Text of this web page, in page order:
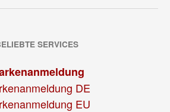
SERVICES
DE
EU